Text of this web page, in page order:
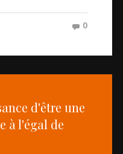
0
d'être une
à l'égal de